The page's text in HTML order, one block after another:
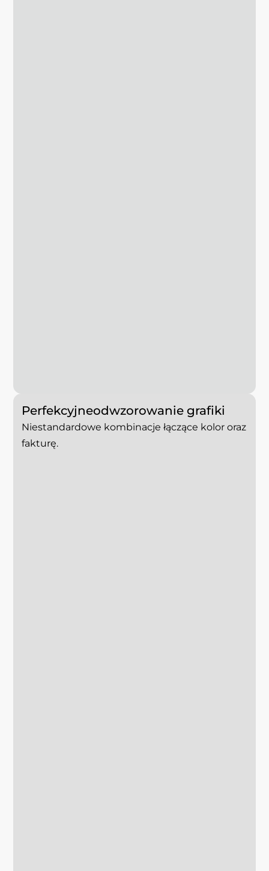
Perfekcyjneodwzorowanie grafiki
Niestandardowe kombinacje łączące kolor oraz
fakturę.